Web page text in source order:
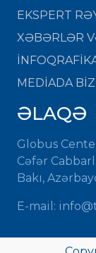
EKSPERT
XƏBƏRLƏR
MEDİADA BİZ
ƏLAQƏ
Globus
Cəfər
Bakı,
E-mail: